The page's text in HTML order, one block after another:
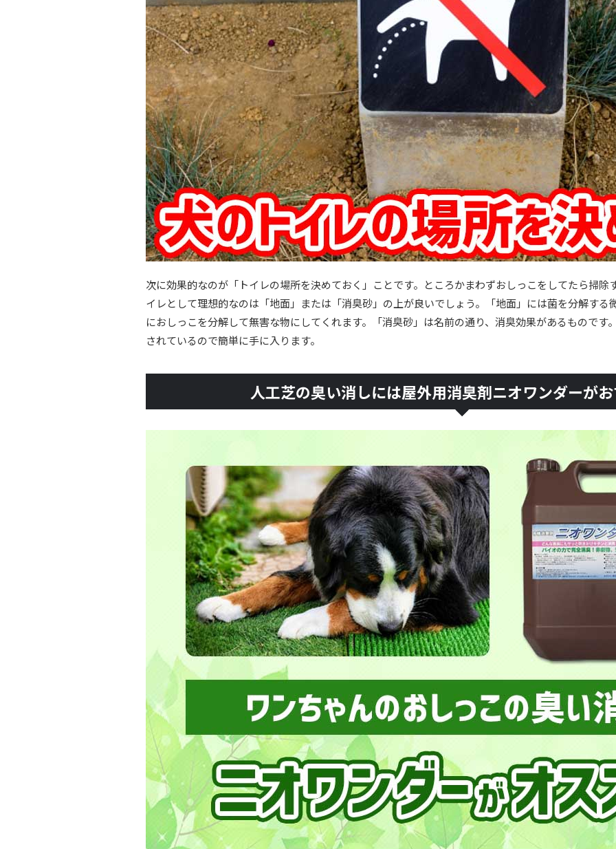
次に効果的なのが「トイレの場所を決めておく」ことです。ところかまわずおしっこをしてたら掃除
イレとして理想的なのは「地面」または「消臭砂」の上が良いでしょう。「地面」には菌を分解する
におしっこを分解して無害な物にしてくれます。「消臭砂」は名前の通り、消臭効果があるものです
されているので簡単に手に入ります。
人工芝の臭い消しには屋外用消臭剤ニオワンダーが